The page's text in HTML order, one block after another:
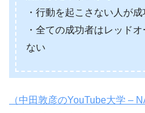
・行動を起こさない人が
・全ての成功者はレッド
ない
（中田敦彦のYouTube大学 –